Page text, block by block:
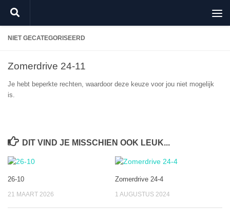
Doorgaan naar inhoud
NIET GECATEGORISEERD
Zomerdrive 24-11
Je hebt beperkte rechten, waardoor deze keuze voor jou niet mogelijk
is.
DIT VIND JE MISSCHIEN OOK LEUK...
26-10
21 MAART 2026
Zomerdrive 24-4
1 AUGUSTUS 2024